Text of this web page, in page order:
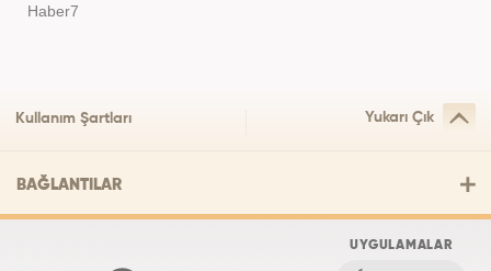
Haber7
Kullanım Şartları Yukarı Çık
BAĞLANTILAR
UYGULAMALAR